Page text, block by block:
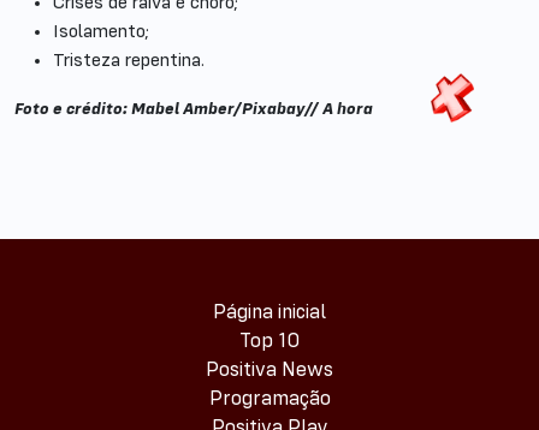
Isolamento;
Tristeza repentina.
Foto e crédito: Mabel Amber/Pixabay// A hora
Página inicial
Top 10
Positiva News
Programação